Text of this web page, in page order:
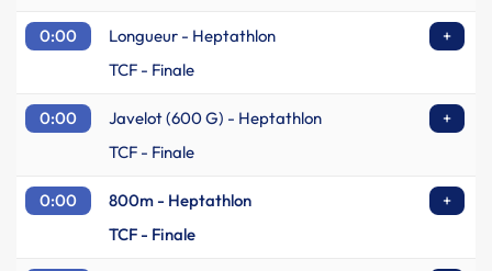
0:00 Longueur - Heptathlon
+
TCF - Finale
0:00 Javelot (600 G) - Heptathlon
+
TCF - Finale
0:00 800m - Heptathlon
+
TCF - Finale